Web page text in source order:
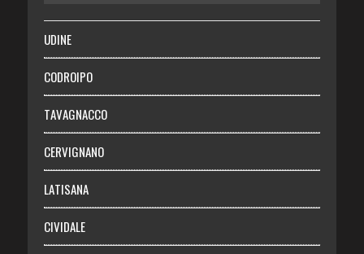
SALUTE
Necrologie
Chi siamo
Abbonati
Login
UDINE
CODROIPO
TAVAGNACCO
CERVIGNANO
LATISANA
CIVIDALE